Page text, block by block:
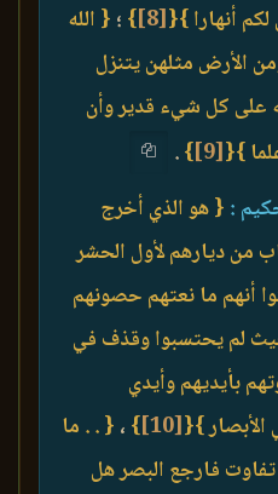
أنهارا }{
[8]
} ؛ { الله
الأرض مثلهن يتنزل
على كل شيء قدير وأن
}
{
[9]
}
.
: { هو الذي أخرج
من ديارهم لأول الحشر
أنهم ما نعتهم حصونهم
لم يحتسبوا وقذف في
بأيديهم وأيدي
الأبصار }{
[10]
} ، { . . ما
فارجع البصر هل